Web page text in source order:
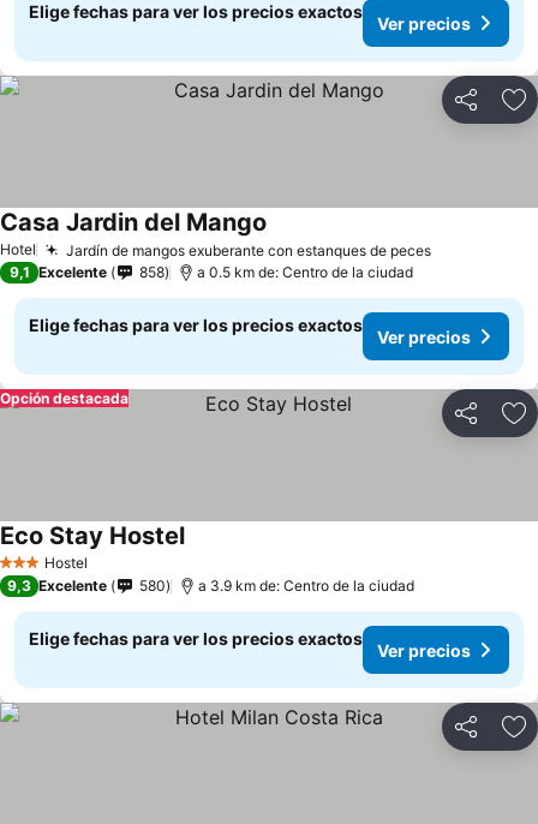
Elige fechas para ver los precios exactos
Ver precios
Compartir
Hotel Jardín de mangos exuberante con estanques de peces
Casa Jardin del Mango
9,1 Excelente 858 a 0.5 km de: Centro de la ciudad
Elige fechas para ver los precios exactos
Ver precios
Compartir
Opción destacada
3 EstrellasHostel
Eco Stay Hostel
9,3 Excelente 580 a 3.9 km de: Centro de la ciudad
Elige fechas para ver los precios exactos
Ver precios
Compartir